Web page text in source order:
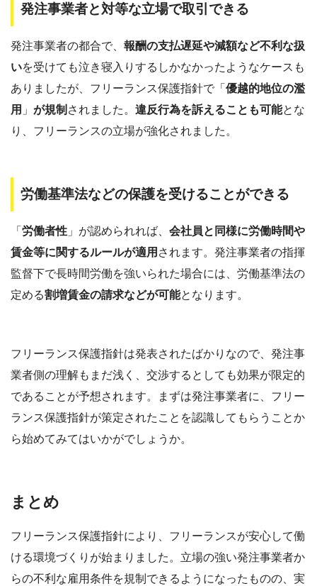
発注事業者と対等な立場で取引できる
発注事業者の都合で、 報酬の支払遅延や減額など不利な扱
いを受けても泣き寝入りするしかなかったようなケースも
ありましたが、フリーランス保護指針で「 優越的地位の濫
用 」 が規制 されました。 違反行為を訴えることも可能とな
り、フリーランスの立場が強化されました。
労働基準法などの保護を受けることができる
「 労働者性 」が認められれば、 会社員と同様に労働時間や
賃金等に関するルールが適用 されます。発注事業者の指揮
監督下で長時間労働を強いられた場合には、労働基準法の
定める割増賃金の請求などが可能となります。
フリーランス保護指針は発表されたばかりなので、発注事
業者側の理解もまだ浅く、交渉するとしても効果が限定的
であることが予想されます。まずは発注事業者に、フリー
ランス保護指針が策定されたことを認識してもらうことか
ら始めてみてはいかがでしょうか。
まとめ
フリーランス保護指針により、フリーランスが安心して働
ける環境づくりが始まりました。立場の強い発注事業者か
らの不利な雇用条件を規制できるようになったものの、実